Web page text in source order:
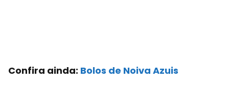
Confira ainda: Bolos de Noiva Azuis